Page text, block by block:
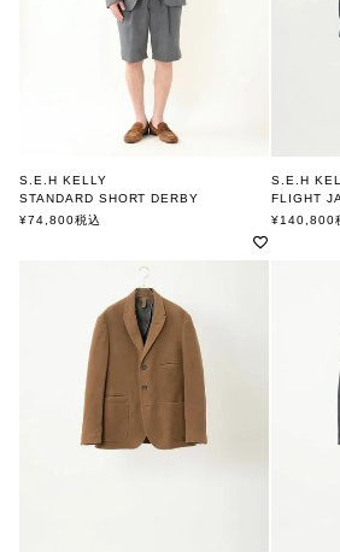
S.E.H KELLY
STANDARD SHORT DERBY
エスイーエイチケリー
¥74,800税込
S.E.H
FLIGHT
エスイーエ
¥140,800